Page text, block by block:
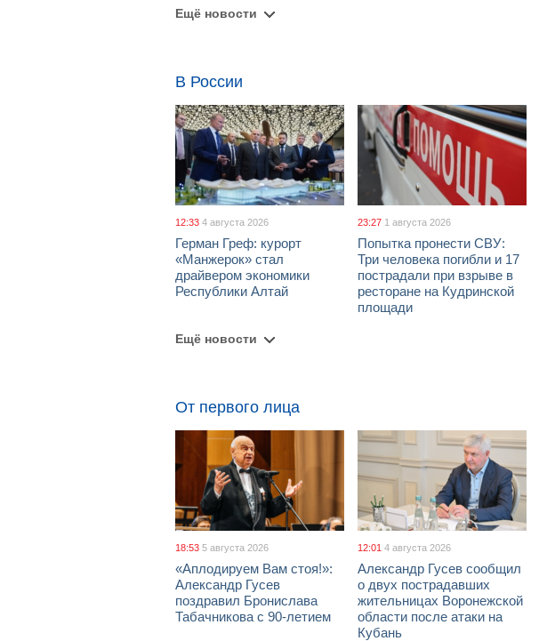
Ещё новости
В России
12:33 4 августа 2026
Герман Греф: курорт
«Манжерок» стал
драйвером экономики
Республики Алтай
23:27 1 августа 2026
Попытка пронести СВУ:
Три человека погибли и 17
пострадали при взрыве в
ресторане на Кудринской
площади
Ещё новости
От первого лица
18:53 5 августа 2026
«Аплодируем Вам стоя!»:
Александр Гусев
поздравил Бронислава
Табачникова с 90-летием
12:01 4 августа 2026
Александр Гусев сообщил
о двух пострадавших
жительницах Воронежской
области после атаки на
Кубань